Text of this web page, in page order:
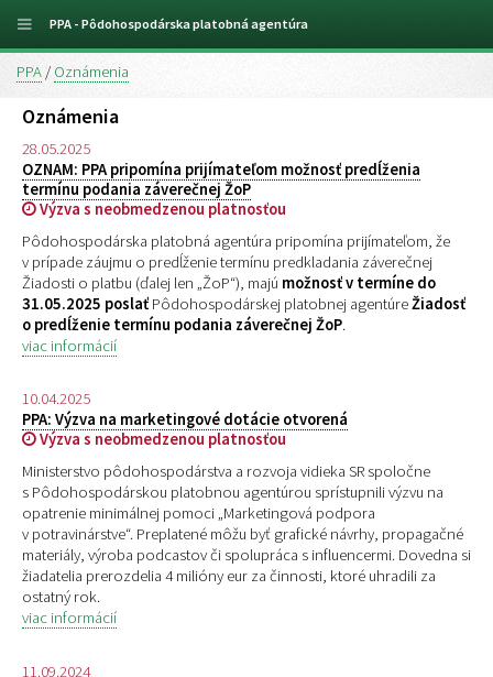
PPA / Oznámenia
Oznámenia
28.05.2025
OZNAM: PPA pripomína prijímateľom možnosť predĺženia
termínu podania záverečnej ŽoP
Výzva s neobmedzenou platnosťou
Pôdohospodárska platobná agentúra pripomína prijímateľom, že
v prípade záujmu o predĺženie termínu predkladania záverečnej
Žiadosti o platbu (ďalej len „ŽoP“), majú možnosť v termíne do
31.05.2025 poslať Pôdohospodárskej platobnej agentúreŽiadosť
o predĺženie termínu podania záverečnej ŽoP.
viac informácií
10.04.2025
PPA: Výzva na marketingové dotácie otvorená
Výzva s neobmedzenou platnosťou
Ministerstvo pôdohospodárstva a rozvoja vidieka SR spoločne
s Pôdohospodárskou platobnou agentúrou sprístupnili výzvu na
opatrenie minimálnej pomoci „Marketingová podpora
v potravinárstve“. Preplatené môžu byť grafické návrhy, propagačné
materiály, výroba podcastov či spolupráca s influencermi. Dovedna si
žiadatelia prerozdelia 4 milióny eur za činnosti, ktoré uhradili za
ostatný rok.
viac informácií
11.09.2024
PPA - Pôdohospodárska platobná agentúra